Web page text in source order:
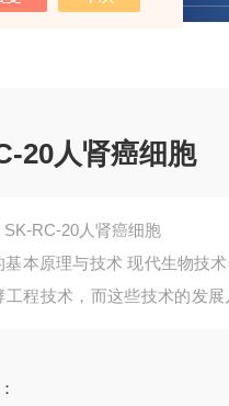
20人肾癌细胞
SK-RC-20人肾癌细胞
基本原理与技术 现代生物技
工程技术，而这些技术的发